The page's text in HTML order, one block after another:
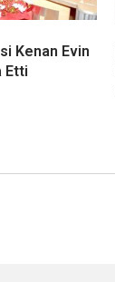
Kenan Evin
Etti